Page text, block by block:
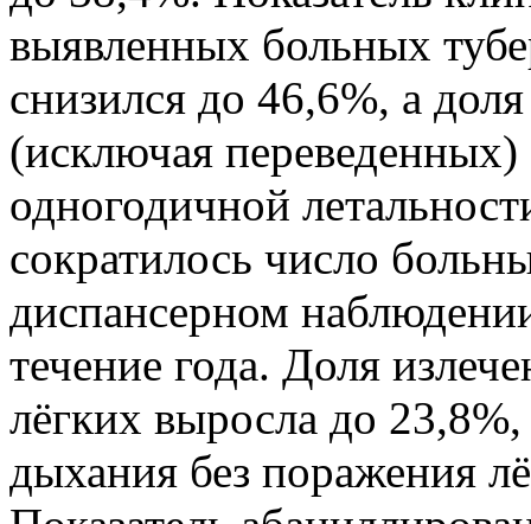
выявленных больных
снизился до 46,6%, а
(исключая
одногодичной
сократилось число
диспансерном
течение года. Доля
лёгких выросла до
дыхания без поражения